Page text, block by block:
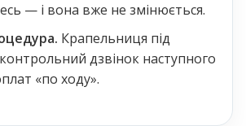
— і вона вже не змінюється.
Крапельниця під
дзвінок наступного
«по ходу».